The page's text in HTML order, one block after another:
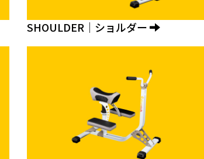
SHOULDER｜ショルダー